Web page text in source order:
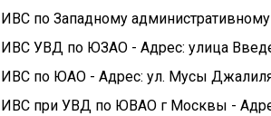
ИВС по Западному
ИВС УВД по ЮЗАО - Адрес: улица
ИВС по ЮАО - Адрес: ул. Мусы
ИВС при УВД по ЮВАО г Москвы -